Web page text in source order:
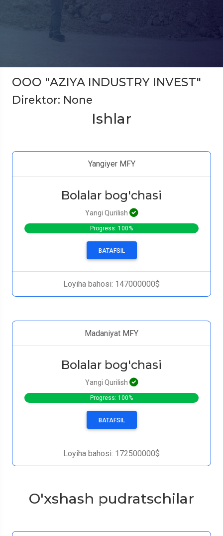
ООО "AZIYA INDUSTRY INVEST"
Direktor: None
Ishlar
Yangiyer MFY
Bolalar bog'chasi
Yangi Qurilish
Progress: 100%
BATAFSIL
Loyiha bahosi: 147000000$
Madaniyat MFY
Bolalar bog'chasi
Yangi Qurilish
Progress: 100%
BATAFSIL
Loyiha bahosi: 172500000$
O'xshash pudratschilar